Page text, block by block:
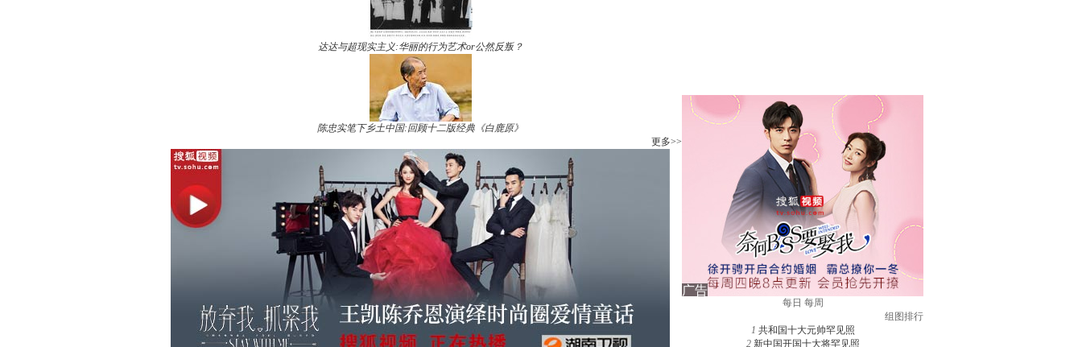
达达与超现实主义:华丽的行为艺术or公然反叛？
陈忠实笔下乡土中国:回顾十二版经典《白鹿原》
更多>>
每日 每周
组图排行
1 共和国十大元帅罕见照
2 新中国开国十大将罕见照